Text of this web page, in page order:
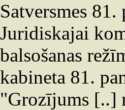
Satversmes
Juridiskajai
balsošanas
kabineta 81.
"Grozījums [..]